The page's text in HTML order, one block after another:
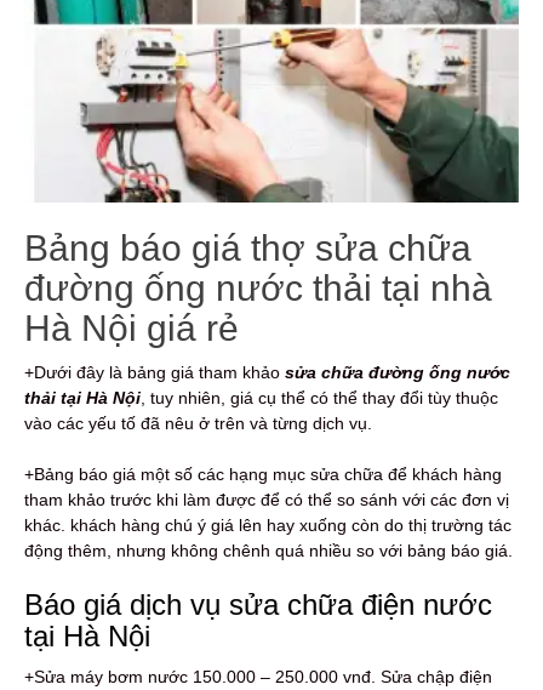
Bảng báo giá thợ sửa chữa
đường ống nước thải tại nhà
Hà Nội giá rẻ
+Dưới đây là bảng giá tham khảo sửa chữa đường ống nước
thải tại Hà Nội , tuy nhiên, giá cụ thể có thể thay đổi tùy thuộc
vào các yếu tố đã nêu ở trên và từng dịch vụ.
+Bảng báo giá một số các hạng mục sửa chữa để khách hàng
tham khảo trước khi làm được để có thể so sánh với các đơn vị
khác. khách hàng chú ý giá lên hay xuống còn do thị trường tác
động thêm, nhưng không chênh quá nhiều so với bảng báo giá.
Báo giá dịch vụ sửa chữa điện nước
tại Hà Nội
+Sửa máy bơm nước 150.000 – 250.000 vnđ. Sửa chập điện